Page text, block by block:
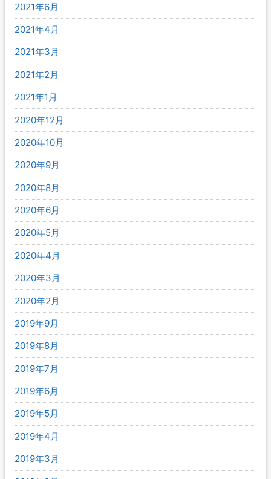
2021年6月
2021年4月
2021年3月
2021年2月
2021年1月
2020年12月
2020年10月
2020年9月
2020年8月
2020年6月
2020年5月
2020年4月
2020年3月
2020年2月
2019年9月
2019年8月
2019年7月
2019年6月
2019年5月
2019年4月
2019年3月